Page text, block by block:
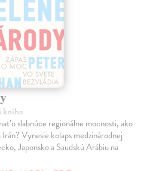
kniha
o slabnúce regionálne mocnosti, ako
Vynesie kolaps medzinárodnej
Japonsko a Saudskú Arábiu na